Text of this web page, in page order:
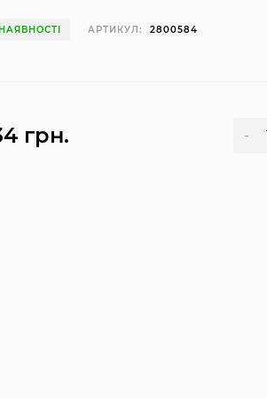
АРТИКУЛ: 2800584
грн. -